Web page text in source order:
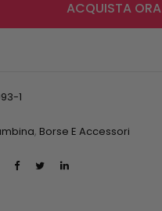
ACQUISTA ORA
1
, Borse E Accessori